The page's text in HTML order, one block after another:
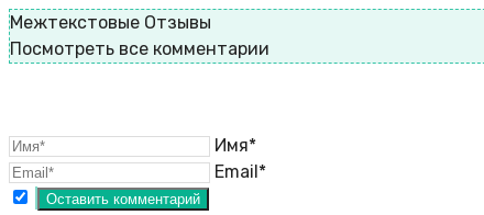
Межтекстовые Отзывы
Посмотреть все комментарии
Имя*
Email*